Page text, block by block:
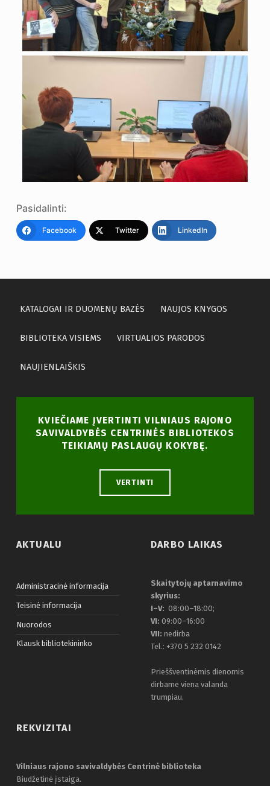
Pasidalinti:
Facebook Twitter LinkedIn
KATALOGAI IR DUOMENŲ BAZĖS NAUJOS KNYGOS
BIBLIOTEKA VISIEMS VIRTUALIOS PARODOS
NAUJIENLAIŠKIS
KVIEČIAME ĮVERTINTI VILNIAUS RAJONO
SAVIVALDYBĖS CENTRINĖS BIBLIOTEKOS
TEIKIAMŲ PASLAUGŲ KOKYBĘ.
VERTINTI
AKTUALU
Administracinė informacija
Teisinė informacija
Nuorodos
Klausk bibliotekininko
DARBO LAIKAS
Skaitytojų aptarnavimo
skyrius:
I–V: 08:00–18:00;
VI: 09:00–16:00
VII: nedirba
Tel.: +370 5 232 0142
Prieššventinėmis dienomis
dirbame viena valanda
trumpiau.
REKVIZITAI
Vilniaus rajono savivaldybės Centrinė biblioteka
Biudžetinė įstaiga.